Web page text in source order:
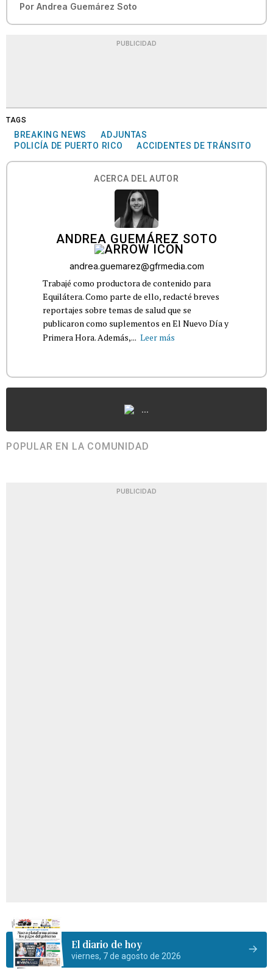
Por Andrea Guemárez Soto
PUBLICIDAD
TAGS
BREAKING NEWS
ADJUNTAS
POLICÍA DE PUERTO RICO
ACCIDENTES DE TRÁNSITO
ACERCA DEL AUTOR
ANDREA GUEMÁREZ SOTO
andrea.guemarez@gfrmedia.com
Trabajé como productora de contenido para
Equilátera. Como parte de ello, redacté breves
reportajes sobre temas de salud que se
publicaron como suplementos en El Nuevo Día y
Primera Hora. Además,... Leer más
...
POPULAR EN LA COMUNIDAD
PUBLICIDAD
El diario de hoy
viernes, 7 de agosto de 2026